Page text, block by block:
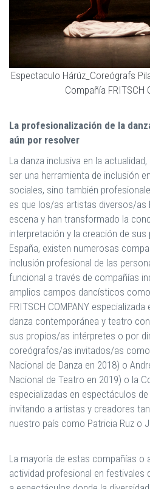
Espectaculo Hárúz_Coreógrafs
Compañía FRITSCH
La profesionalización de la
aún por resolver
La danza inclusiva en la
ser una herramienta de inclusión
sociales, sino también
es que los/as artistas diversos/as
escena y han transformado la
interpretación y la creación de sus
España, existen numerosas
inclusión profesional de las
funcional a través de compañías
amplios campos dancísticos
FRITSCH COMPANY
danza contemporánea y teatro
sus propios/as intérpretes o por
coreógrafos/as invitados/as
Nacional de Danza en 2018) o
Nacional de Teatro en 2019) o la
especializadas en espectáculos
invitando a artistas y creadores
nuestro país como Patricia Ruz o
La mayoría de estas compañías o
actividad profesional en festivales